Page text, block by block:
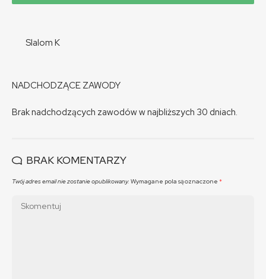
Slalom K
NADCHODZĄCE ZAWODY
Brak nadchodzących zawodów w najbliższych 30 dniach.
BRAK KOMENTARZY
Twój adres email nie zostanie opublikowany. Wymagane pola są oznaczone *